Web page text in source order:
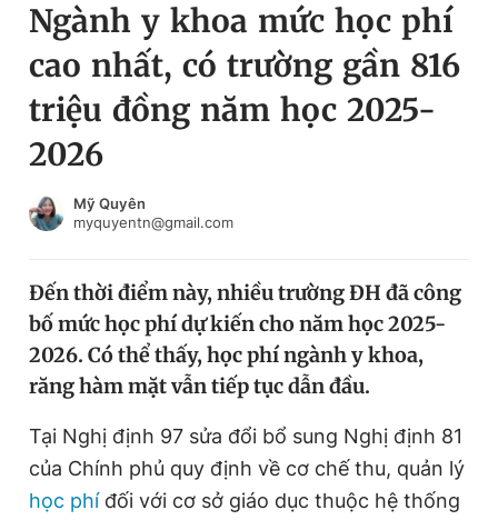
Chuyên mục
Chuyên mục khác
Chào ngày mới
Tin thị trường
Video Magazine
Sản phẩm khác
Tiện ích Bạn cần biết
Thông tin tòa soạn Liên hệ quảng cáo
Đổi mật khẩu
Tin đã lưu
Tin đã xem
Ngành y khoa mức học phí
cao nhất, có trường gần 816
triệu đồng năm học 2025-
2026
Mỹ Quyên
myquyentn@gmail.com
Đến thời điểm này, nhiều trường ĐH đã công
bố mức học phí dự kiến cho năm học 2025-
2026. Có thể thấy, học phí ngành y khoa,
răng hàm mặt vẫn tiếp tục dẫn đầu.
Tại Nghị định 97 sửa đổi bổ sung Nghị định 81
của Chính phủ quy định về cơ chế thu, quản lý
học phíđối với cơ sở giáo dục thuộc hệ thống